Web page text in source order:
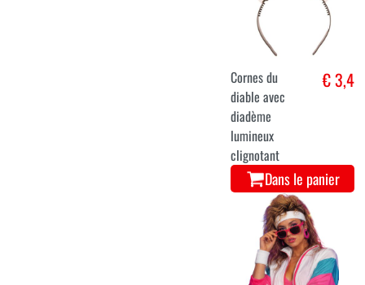
Cornes du
diable avec
diadème
lumineux
clignotant
€ 3,4
Dans le panier